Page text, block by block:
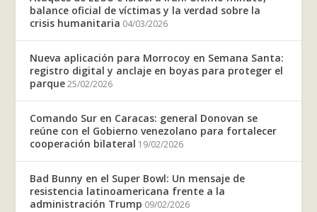
balance oficial de víctimas y la verdad sobre la
crisis humanitaria 04/03/2026
Nueva aplicación para Morrocoy en Semana Santa:
registro digital y anclaje en boyas para proteger el
parque 25/02/2026
Comando Sur en Caracas: general Donovan se
reúne con el Gobierno venezolano para fortalecer
cooperación bilateral 19/02/2026
Bad Bunny en el Super Bowl: Un mensaje de
resistencia latinoamericana frente a la
administración Trump 09/02/2026